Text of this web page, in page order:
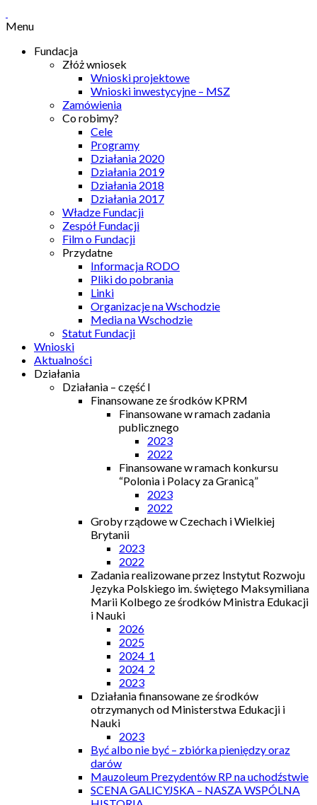
Menu
Fundacja
Złóż wniosek
Wnioski projektowe
Wnioski inwestycyjne – MSZ
Zamówienia
Co robimy?
Cele
Programy
Działania 2020
Działania 2019
Działania 2018
Działania 2017
Władze Fundacji
Zespół Fundacji
Film o Fundacji
Przydatne
Informacja RODO
Pliki do pobrania
Linki
Organizacje na Wschodzie
Media na Wschodzie
Statut Fundacji
Wnioski
Aktualności
Działania
Działania – część I
Finansowane ze środków KPRM
Finansowane w ramach zadania
publicznego
2023
2022
Finansowane w ramach konkursu
“Polonia i Polacy za Granicą”
2023
2022
Groby rządowe w Czechach i Wielkiej
Brytanii
2023
2022
Zadania realizowane przez Instytut Rozwoju
Języka Polskiego im. świętego Maksymiliana
Marii Kolbego ze środków Ministra Edukacji
i Nauki
2026
2025
2024_1
2024_2
2023
Działania finansowane ze środków
otrzymanych od Ministerstwa Edukacji i
Nauki
2023
Być albo nie być – zbiórka pieniędzy oraz
darów
Mauzoleum Prezydentów RP na uchodźstwie
SCENA GALICYJSKA – NASZA WSPÓLNA